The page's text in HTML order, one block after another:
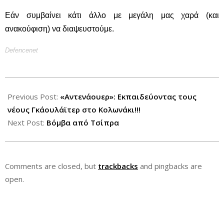
Εάν συμβαίνει κάτι άλλο με μεγάλη μας χαρά (και
ανακούφιση) να διαψευστούμε.
Defencenet
11-
04
Previous Post: «Αντενάουερ»: Εκπαιδεύοντας τους
νέους Γκάουλάϊτερ στο Κολωνάκι!!!
Next Post: Βόμβα από Τσίπρα
Comments are closed, but trackbacks and pingbacks are
open.